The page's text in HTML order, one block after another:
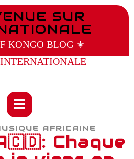
SUR
KONGO BLOG ⚜️
AFRICAINE
Chaque